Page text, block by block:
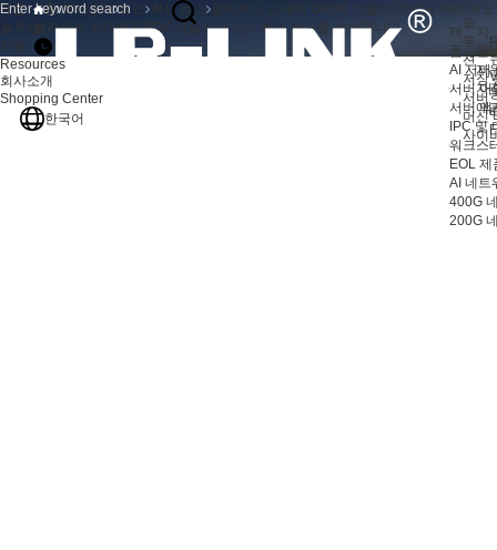
제
품
AI 서버
서버 어
서버 액
IPC 및
워크스
EOL 제
AI 네트
400G
200G
솔
루
션
저장
서버
머신
사이
지
원
지
자
애
제품
지원
Resources
회사소개
Shopping Center
한국어
홈 회사소개 뉴스 회사 뉴스
클라우드 시대에 DPDK 기술이 데이터 처리 속
클라우드 시대에 DPDK 기술이 데이터 처리 속도를 높여줍니다